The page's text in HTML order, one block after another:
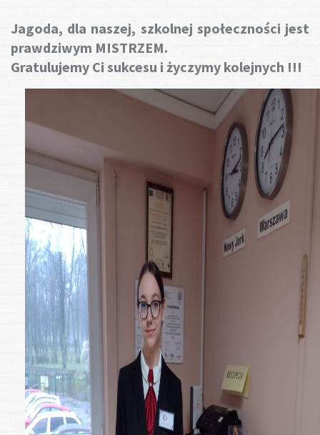
Jagoda, dla naszej, szkolnej społeczności jest
prawdziwym MISTRZEM.
Gratulujemy Ci sukcesu i życzymy kolejnych !!!